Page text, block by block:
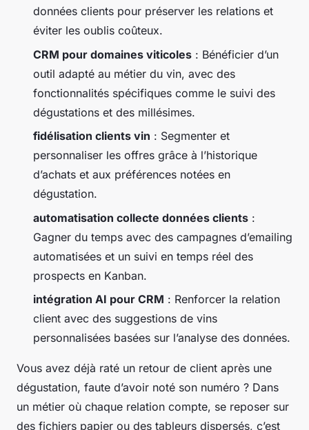
données clients pour préserver les relations et
éviter les oublis coûteux.
CRM pour domaines viticoles : Bénéficier d’un
outil adapté au métier du vin, avec des
fonctionnalités spécifiques comme le suivi des
dégustations et des millésimes.
fidélisation clients vin : Segmenter et
personnaliser les offres grâce à l’historique
d’achats et aux préférences notées en
dégustation.
automatisation collecte données clients :
Gagner du temps avec des campagnes d’emailing
automatisées et un suivi en temps réel des
prospects en Kanban.
intégration AI pour CRM : Renforcer la relation
client avec des suggestions de vins
personnalisées basées sur l’analyse des données.
Vous avez déjà raté un retour de client après une
dégustation, faute d’avoir noté son numéro ? Dans
un métier où chaque relation compte, se reposer sur
des fichiers papier ou des tableurs dispersés, c’est